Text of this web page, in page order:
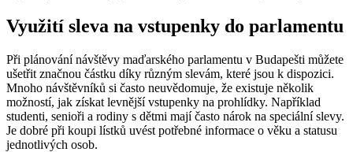
Využití sleva na vstupenky do parlamentu
Při plánování návštěvy maďarského parlamentu v Budapešti můžete
ušetřit značnou částku díky různým slevám, které jsou k dispozici.
Mnoho návštěvníků si často neuvědomuje, že existuje několik
možností, jak získat levnější vstupenky na prohlídky. Například
studenti, senioři a rodiny s dětmi mají často nárok na speciální slevy.
Je dobré při koupi lístků uvést potřebné informace o věku a statusu
jednotlivých osob.